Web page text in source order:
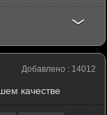
Добавлено : 14012
качестве